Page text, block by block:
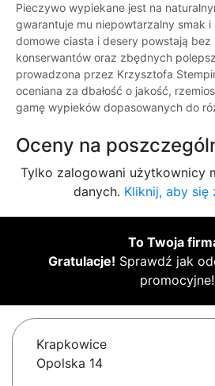
Pieczywo wypiekane jest na
gwarantuje mu niepowtarzalny smak
domowe ciasta i desery powstają bez
konserwantów oraz zbędnych
prowadzona przez Krzysztofa
oceniana za dbałość o jakość,
gamę wypieków dopasowanych do
Oceny na
Tylko zalogowani użytkownicy
danych. Kliknij, aby się
To Twoja
Gratulacje! Sprawdź jak
promocyjne!
Krapkowice
Opolska 14